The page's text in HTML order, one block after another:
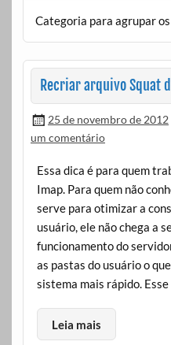
Categoria para agrupar
Recriar arquivo Squat
25 de novembro de 2012
um comentário
Essa dica é para quem
Imap. Para quem não
serve para otimizar a
usuário, ele não chega a
funcionamento do
as pastas do usuário o
sistema mais rápido.
Leia mais